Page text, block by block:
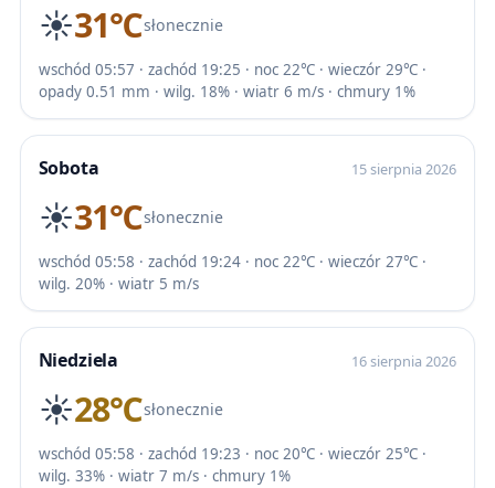
☀️31℃słonecznie
wschód 05:57 · zachód 19:25 · noc 22℃ · wieczór 29℃ ·
opady 0.51 mm · wilg. 18% · wiatr 6 m/s · chmury 1%
Sobota 15 sierpnia 2026
☀️31℃słonecznie
wschód 05:58 · zachód 19:24 · noc 22℃ · wieczór 27℃ ·
wilg. 20% · wiatr 5 m/s
Niedziela 16 sierpnia 2026
☀️28℃słonecznie
wschód 05:58 · zachód 19:23 · noc 20℃ · wieczór 25℃ ·
wilg. 33% · wiatr 7 m/s · chmury 1%